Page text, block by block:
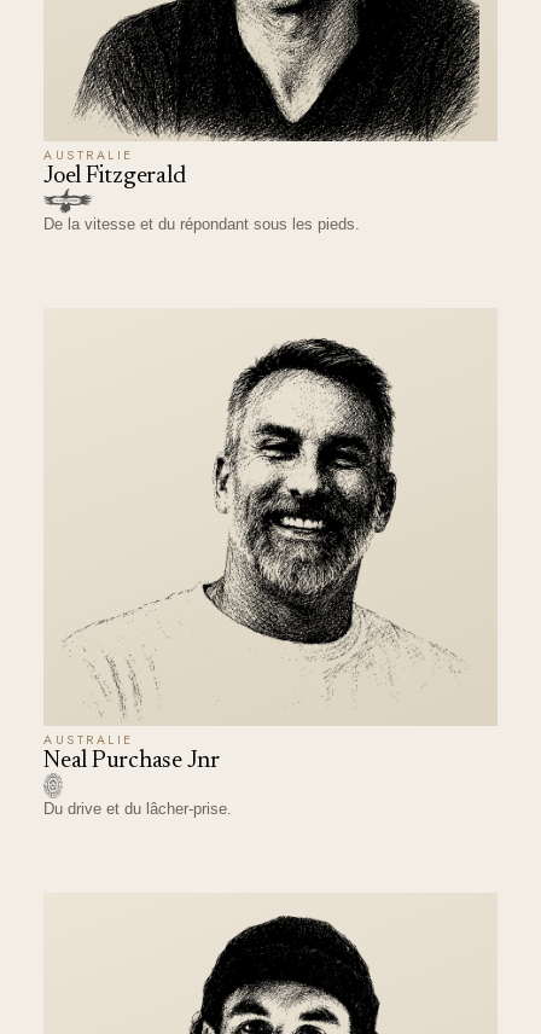
AUSTRALIE
Joel Fitzgerald
De la vitesse et du répondant sous les pieds.
AUSTRALIE
Neal Purchase Jnr
Du drive et du lâcher-prise.